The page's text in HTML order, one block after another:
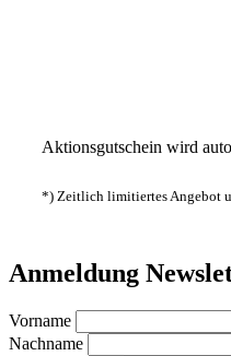
Aktionsgutschein wird
*) Zeitlich limitiertes Angebot
Anmeldung
Vorname
Nachname